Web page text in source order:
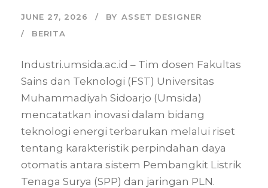
JUNE 27, 2026 BY ASSET DESIGNER
BERITA
Industri.umsida.ac.id – Tim dosen Fakultas
Sains dan Teknologi (FST) Universitas
Muhammadiyah Sidoarjo (Umsida)
mencatatkan inovasi dalam bidang
teknologi energi terbarukan melalui riset
tentang karakteristik perpindahan daya
otomatis antara sistem Pembangkit Listrik
Tenaga Surya (SPP) dan jaringan PLN.